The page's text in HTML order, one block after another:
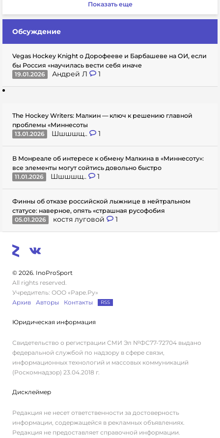
Показать еще
Обсуждение
Vegas Hockey Knight о Дорофееве и Барбашеве на ОИ, если
бы Россия «научилась вести себя иначе
19.01.2026
Андрей Л 1
The Hockey Writers: Малкин — ключ к решению главной
проблемы «Миннесоты
13.01.2026
Шшшшщ.. 1
В Монреале об интересе к обмену Малкина в «Миннесоту»:
все элементы могут сойтись довольно быстро
11.01.2026
Шшшшщ.. 1
Финны об отказе российской лыжнице в нейтральном
статусе: наверное, опять «страшная русофобия
05.01.2026
костя луговой 1
© 2026. InoProSport
All rights reserved.
Учредитель: ООО «Раре.Ру»
Архив
Авторы Контакты RSS
Юридическая информация
Свидетельство о регистрации СМИ Эл №ФС77-72704 выдано
федеральной службой по надзору в сфере связи,
информационных технологий и массовых коммуникаций
(Роскомнадзор) 23.04.2018 г.
Дисклеймер
Редакция не несет ответственности за достоверность
информации, содержащейся в рекламных объявлениях.
Редакция не предоставляет справочной информации.